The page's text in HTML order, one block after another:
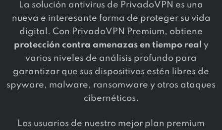
La solución antivirus de PrivadoVPN es una
nueva e interesante forma de proteger su vida
digital. Con PrivadoVPN Premium, obtiene
protección contra amenazas en tiempo real y
varios niveles de análisis profundo para
garantizar que sus dispositivos estén libres de
spyware, malware, ransomware y otros ataques
cibernéticos.
Los usuarios de nuestro mejor plan premium